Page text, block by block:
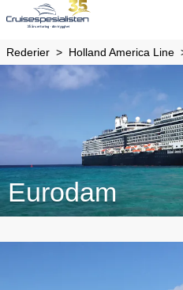
Rederier Holland America Line
Eurodam